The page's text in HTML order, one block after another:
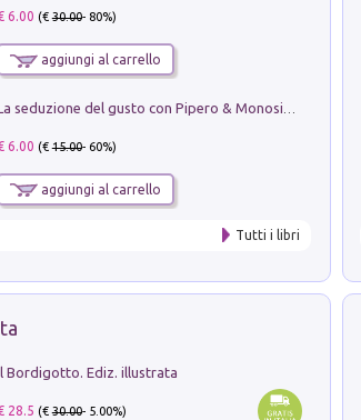
6.00 (€30.00- 80%)
aggiungi al carrello
6.00 (€15.00- 60%)
aggiungi al carrello
Tutti i libri
Bordigotto. Ediz. illustrata
28.5 (€30.00- 5.00%)